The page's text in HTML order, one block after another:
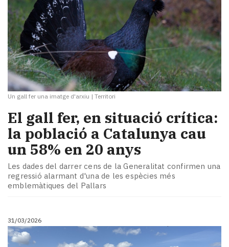
Un gall fer una imatge d'arxiu | Territori
El gall fer, en situació crítica:
la població a Catalunya cau
un 58% en 20 anys
Les dades del darrer cens de la Generalitat confirmen una
regressió alarmant d'una de les espècies més
emblemàtiques del Pallars
31/03/2026